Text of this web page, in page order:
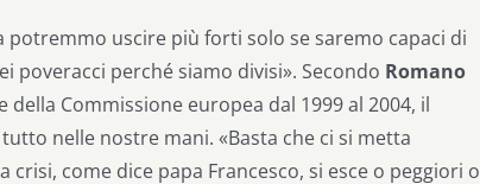
uscire più forti solo se saremo capaci di
poveracci perché siamo divisi». Secondo Romano
Commissione europea dal 1999 al 2004, il
nelle nostre mani. «Basta che ci si metta
come dice papa Francesco, si esce o peggiori o